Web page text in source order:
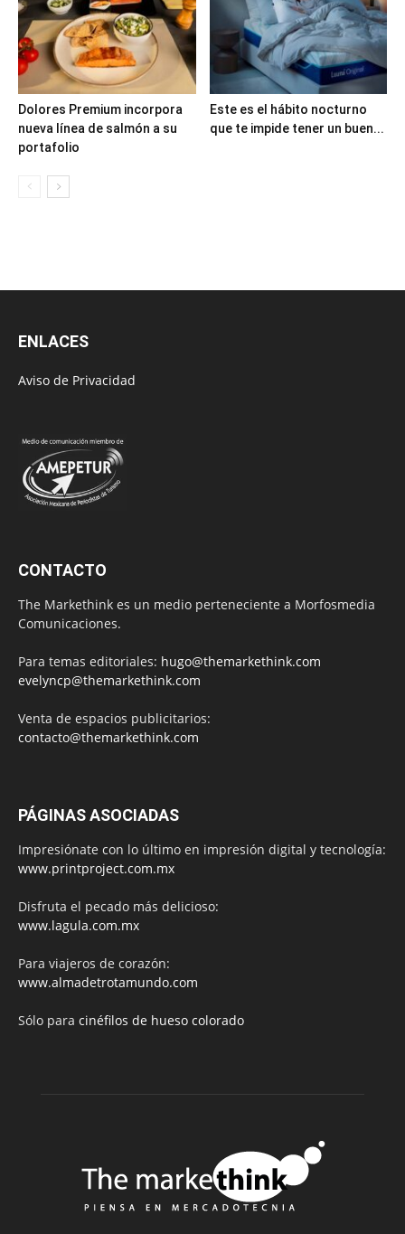
Dolores Premium incorpora
nueva línea de salmón a su
portafolio
Este es el hábito nocturno
que te impide tener un buen...
ENLACES
Aviso de Privacidad
CONTACTO
The Markethink es un medio perteneciente a Morfosmedia
Comunicaciones.
Para temas editoriales: hugo@themarkethink.com
evelyncp@themarkethink.com
Venta de espacios publicitarios:
contacto@themarkethink.com
PÁGINAS ASOCIADAS
Impresiónate con lo último en impresión digital y tecnología:
www.printproject.com.mx
Disfruta el pecado más delicioso:
www.lagula.com.mx
Para viajeros de corazón:
www.almadetrotamundo.com
Sólo para cinéfilos de hueso colorado